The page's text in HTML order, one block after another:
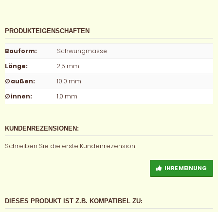
PRODUKTEIGENSCHAFTEN
Bauform:
Schwungmasse
Länge:
2,5 mm
∅ außen:
10,0 mm
∅ innen: 1,0 mm
KUNDENREZENSIONEN:
Schreiben Sie die erste Kundenrezension!
IHRE MEINUNG
DIESES PRODUKT IST Z.B. KOMPATIBEL ZU: